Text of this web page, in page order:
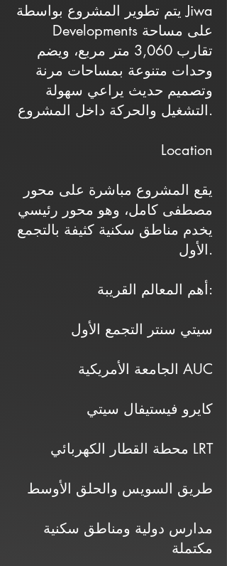
يتم تطوير المشروع بواسطة Jiwa
Developments على مساحة
تقارب 3,060 متر مربع، ويضم
وحدات متنوعة بمساحات مرنة
وتصميم حديث يراعي سهولة
التشغيل والحركة داخل المشروع.
Location
يقع المشروع مباشرة على محور
مصطفى كامل، وهو محور رئيسي
يخدم مناطق سكنية كثيفة بالتجمع
الأول.
أهم المعالم القريبة:
سيتي سنتر التجمع الأول
الجامعة الأمريكية AUC
كايرو فيستيفال سيتي
محطة القطار الكهربائي LRT
طريق السويس والحلق الأوسط
مدارس دولية ومناطق سكنية
مكتملة